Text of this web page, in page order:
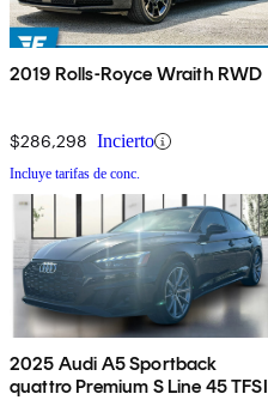
2019 Rolls-Royce Wraith RWD
$286,298 Incierto
Incluye tarifas de conc.
2025 Audi A5 Sportback
quattro Premium S Line 45 TFSI